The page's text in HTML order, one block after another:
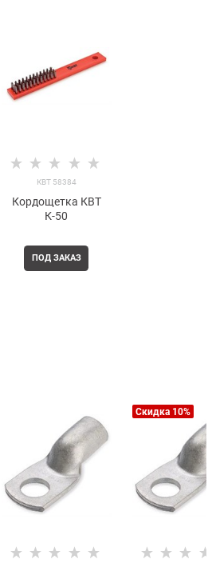
КВТ 58384
Кордощетка КВТ
К-50
ПОД ЗАКАЗ
Скидка 10%